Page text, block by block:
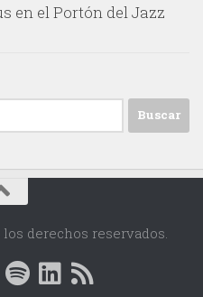
en el Portón del Jazz
derechos reservados.